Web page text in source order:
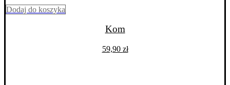
Dodaj do koszyka
Kom
59,90 zł